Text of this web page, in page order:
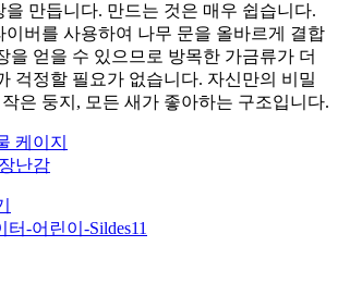
을 만듭니다. 만드는 것은 매우 쉽습니다.
이버를 사용하여 나무 문을 올바르게 결합
을 얻을 수 있으므로 방목한 가금류가 더
걱정할 필요가 없습니다. 자신만의 비밀
은 둥지, 모든 새가 좋아하는 구조입니다.
케이지
난감